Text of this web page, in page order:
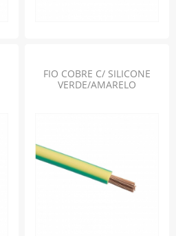
FIO COBRE C/ SILICONE
VERDE/AMARELO